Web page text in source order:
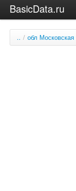
BasicData.ru
.. / обл Московская